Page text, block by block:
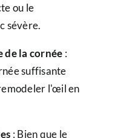
ou le
sévère.
de la cornée :
suffisante
l'œil en
: Bien que le